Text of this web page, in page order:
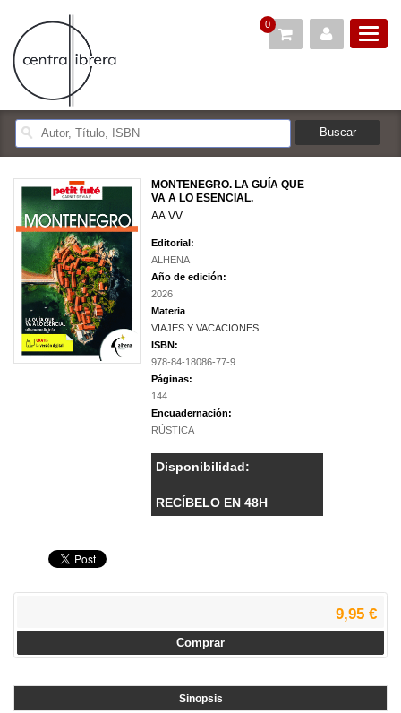
0
MONTENEGRO. LA GUÍA QUE
VA A LO ESENCIAL.
AA.VV
Editorial:
ALHENA
Año de edición:
2026
Materia
VIAJES Y VACACIONES
ISBN:
978-84-18086-77-9
Páginas:
144
Encuadernación:
RÚSTICA
Disponibilidad:
RECÍBELO EN 48H
9,95 €
Comprar
Sinopsis